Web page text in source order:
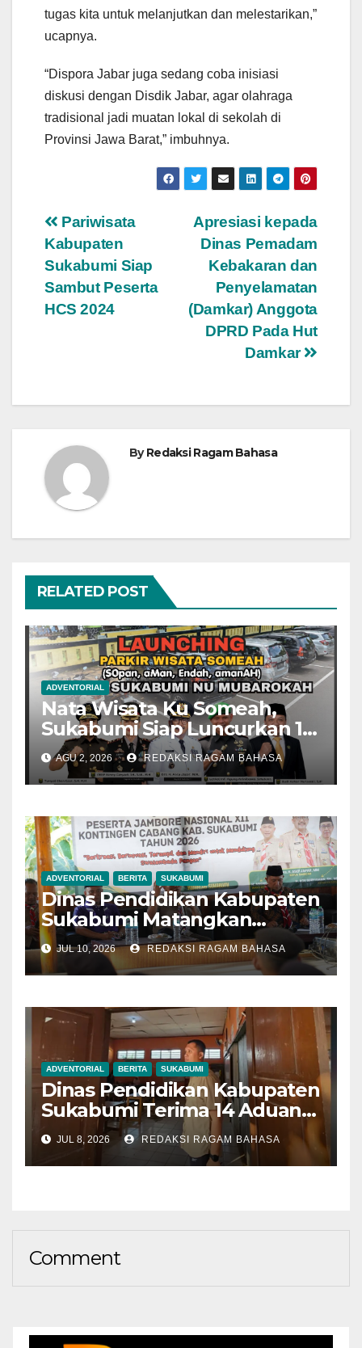
tugas kita untuk melanjutkan dan melestarikan,”
ucapnya.
“Dispora Jabar juga sedang coba inisiasi
diskusi dengan Disdik Jabar, agar olahraga
tradisional jadi muatan lokal di sekolah di
Provinsi Jawa Barat,” imbuhnya.
Navigasi
pos
Apresiasi kepada
Dinas Pemadam
Kebakaran dan
Penyelamatan
(Damkar) Anggota
DPRD Pada Hut
Damkar
Pariwisata
Kabupaten
Sukabumi Siap
Sambut Peserta
HCS 2024
ByRedaksi Ragam Bahasa
RELATED POST
ADVENTORIAL
Nata Wisata Ku Someah,
Sukabumi Siap Luncurkan 13
Pengelola Parkir Pilot
Project di Kawasan Wisata
Palabuhanratu
AGU 2, 2026 REDAKSI RAGAM BAHASA
ADVENTORIAL BERITA SUKABUMI
Dinas Pendidikan Kabupaten
Sukabumi Matangkan
Kontingen Pramuka Menuju
Jambore Nasional 2026
JUL 10, 2026 REDAKSI RAGAM BAHASA
ADVENTORIAL BERITA SUKABUMI
Dinas Pendidikan Kabupaten
Sukabumi Terima 14 Aduan
Selama SPMB 2026,
Mayoritas Terkait
Mekanisme Pendaftaran
JUL 8, 2026 REDAKSI RAGAM BAHASA
Comment